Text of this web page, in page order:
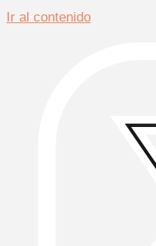
Ir al contenido